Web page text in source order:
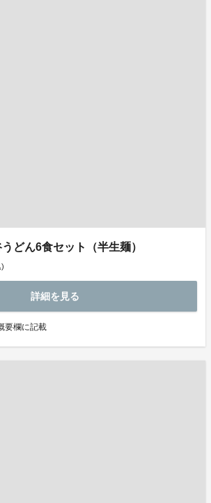
どん6食セット（半生麺）
詳細を見る
要欄に記載